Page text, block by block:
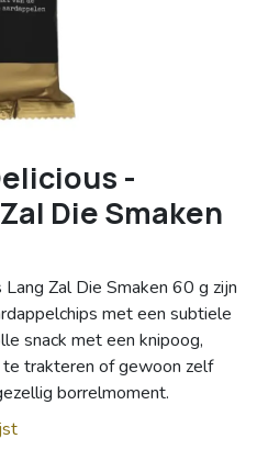
-
Die Smaken
Zal Die Smaken 60 g zijn
met een subtiele
snack met een knipoog,
trakteren of gewoon zelf
borrelmoment.